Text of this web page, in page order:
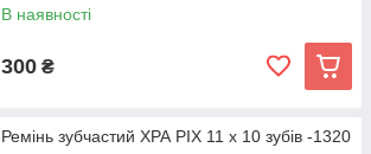
В наявності
300 ₴
Ремінь зубчастий ХРА PIX 11 х 10 зубів -1320